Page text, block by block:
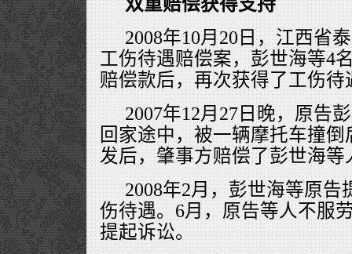
2008年10月20日，江西省
工伤待遇赔偿案，彭世海等4
赔偿款后，再次获得了工伤待
2007年12月27日晚，原告
回家途中，被一辆摩托车撞
发后，肇事方赔偿了彭世海等
2008年2月，彭世海等原
伤待遇。6月，原告等人不服
提起诉讼。